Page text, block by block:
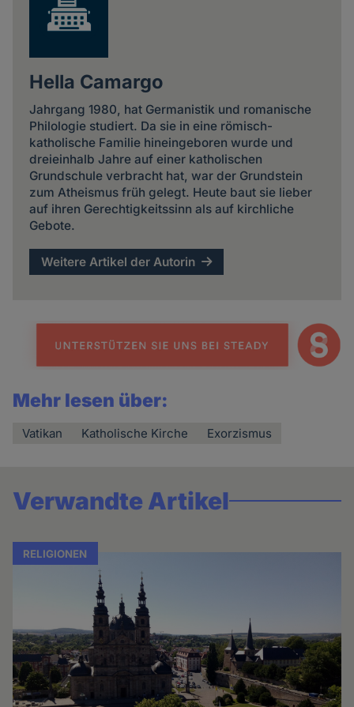
Hella Camargo
Jahrgang 1980, hat Germanistik und romanische
Philologie studiert. Da sie in eine römisch-
katholische Familie hineingeboren wurde und
dreieinhalb Jahre auf einer katholischen
Grundschule verbracht hat, war der Grundstein
zum Atheismus früh gelegt. Heute baut sie lieber
auf ihren Gerechtigkeitssinn als auf kirchliche
Gebote.
Weitere Artikel der Autorin
Mehr lesen über:
Vatikan Katholische Kirche Exorzismus
Verwandte Artikel
RELIGIONEN